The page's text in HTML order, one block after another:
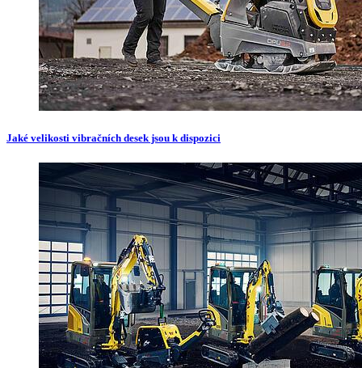
Jaké velikosti vibračních desek jsou k dispozici